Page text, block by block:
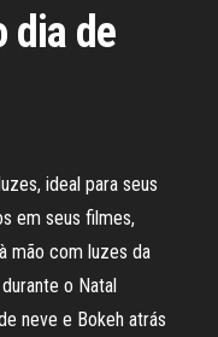
dia de
ideal para seus
em seus filmes,
mão com luzes da
o Natal
neve e Bokeh atrás